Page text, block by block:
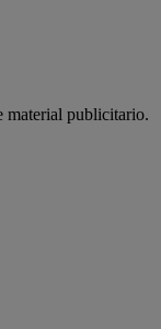
material publicitario.